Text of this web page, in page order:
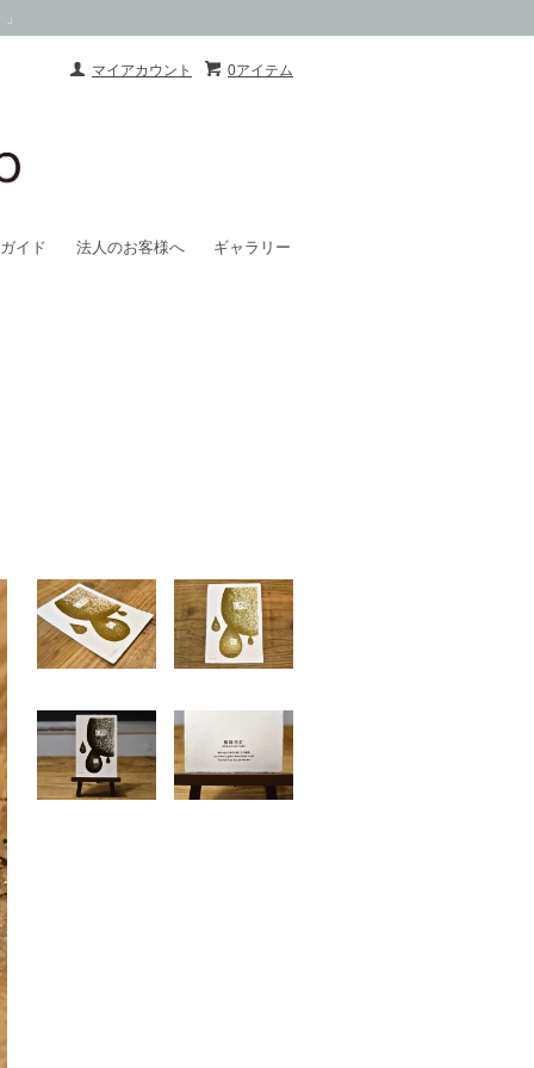
0アイテム
マイアカウント
イド 法人のお客様へ ギャラリー